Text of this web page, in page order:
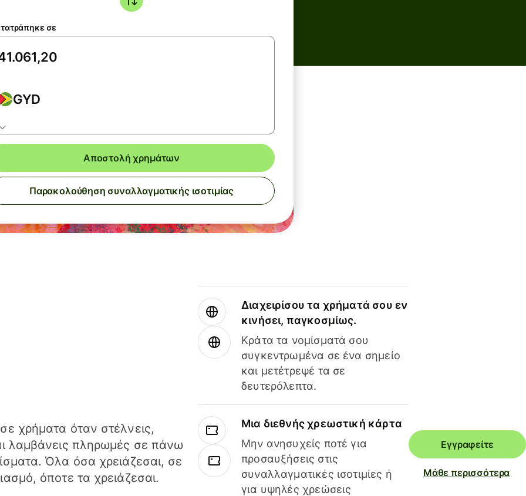
σε
GYD
Αποστολή χρημάτων
Παρακολούθηση συναλλαγματικής ισοτιμίας
χρήματα όταν στέλνεις,
λαμβάνεις πληρωμές σε πάνω
Όλα όσα χρειάζεσαι, σε
όποτε τα χρειάζεσαι.
Διαχειρίσου τα χρήματά σου εν
κινήσει, παγκοσμίως.
Κράτα τα νομίσματά σου
συγκεντρωμένα σε ένα σημείο
και μετέτρεψέ τα σε
δευτερόλεπτα.
Μια διεθνής χρεωστική κάρτα
Μην ανησυχείς ποτέ για
προσαυξήσεις στις
συναλλαγματικές ισοτιμίες ή
για υψηλές χρεώσεις
Εγγραφείτε
Μάθε περισσότερα